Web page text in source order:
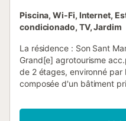
Piscina, Wi-Fi, Internet,
condicionado, TV, Jardim
La résidence : Son Sant
Grand[e] agrotourisme
de 2 étages, environné par
composée d'un bâtiment
km du centre d'Alcudia,
km de la mer, à 3 km de la